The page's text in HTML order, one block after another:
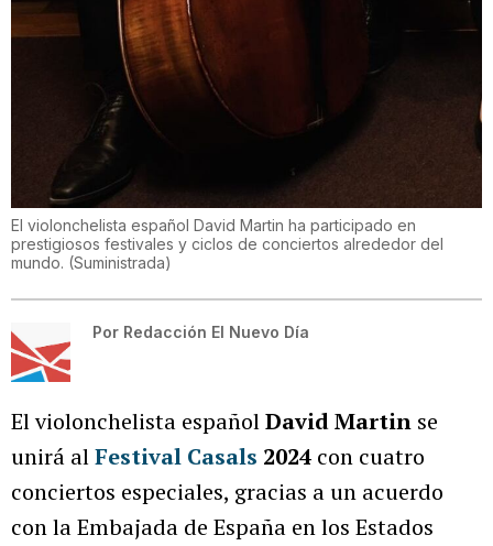
El violonchelista español David Martin ha participado en
prestigiosos festivales y ciclos de conciertos alrededor del
mundo. (Suministrada)
Por Redacción El Nuevo Día
El violonchelista españolDavid Martin se
unirá alFestival Casals 2024 con cuatro
conciertos especiales, gracias a un acuerdo
con la Embajada de España en los Estados